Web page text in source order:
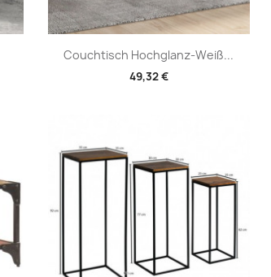
Couchtisch Hochglanz-Weiß...
49,32 €
 Vorschau